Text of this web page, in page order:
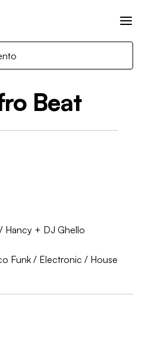
Beat
Hancy + DJ Ghello
Funk/ Electronic / House